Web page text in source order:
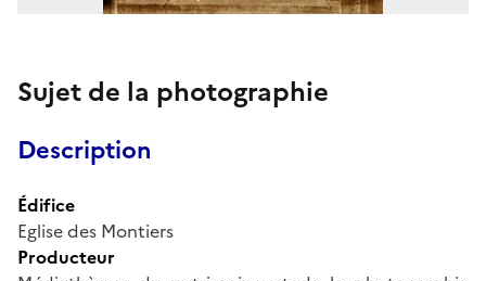
Sujet de la photographie
Description
Édifice
Eglise des Montiers
Producteur